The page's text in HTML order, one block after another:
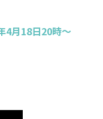
4月18日20時～